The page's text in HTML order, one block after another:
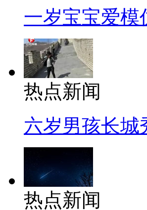
一岁宝宝爱模
热点新闻
六岁男孩长城
热点新闻